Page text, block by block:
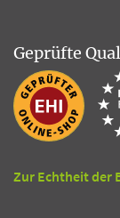
Geprüfte
Zur Echtheit der